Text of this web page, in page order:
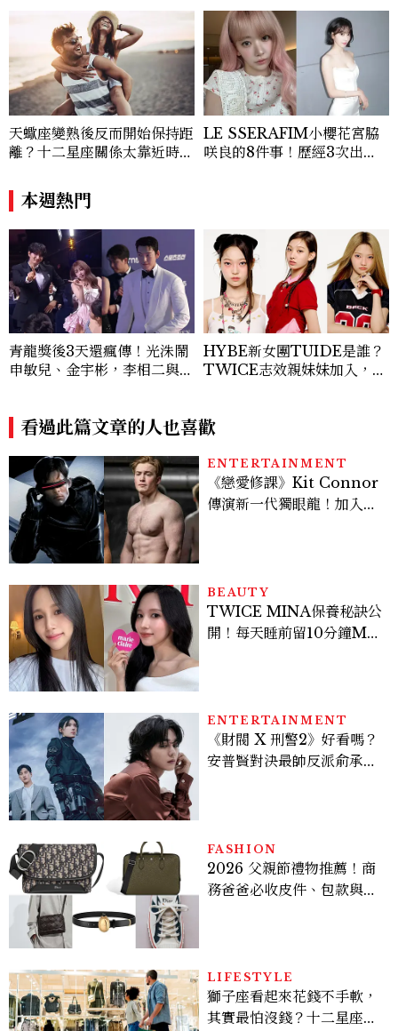
視角與編輯直覺，引領讀者探索女性多元面
貌與生活品味風格的無限可能。
天蠍座變熟後反而開始保持距
離？十二星座關係太靠近時最
壓力就先躲起來
LE SSERAFIM小櫻花宮脇
咲良的8件事！歷經3次出
本週熱門
青龍獎後3天還瘋傳！光洙鬧
申敏兒、金宇彬，李相二與金
個你可能錯過的漏網鏡頭
HYBE新女團TUIDE是誰？
TWICE志效親妹妹加入，7
看過此篇文章的人也喜歡
ENTERTAINMENT
《戀愛修課》Kit Connor
傳演新一代獨眼龍！加入新
BEAUTY
TWICE MINA保養秘訣公
開！每天睡前留10分鐘ME
ENTERTAINMENT
《財閥 X 刑警2》好看嗎？
安普賢對決最帥反派俞承
多大？
FASHION
2026 父親節禮物推薦！商
務爸爸必收皮件、包款與鞋
LIFESTYLE
獅子座看起來花錢不手軟，
其實最怕沒錢？十二星座藏